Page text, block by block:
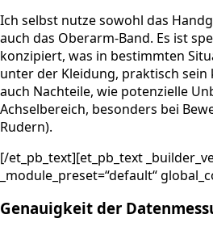
Ich selbst nutze sowohl das
auch das Oberarm-Band. Es ist
konzipiert, was in bestimmten
unter der Kleidung, praktisch sein
auch Nachteile, wie potenzielle
Achselbereich, besonders bei
Rudern).
[/et_pb_text][et_pb_text
_module_preset=“default“
Genauigkeit der